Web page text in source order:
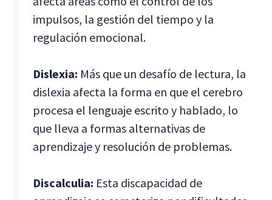
impulsos, la gestión del tiempo y la
regulación emocional.
Dislexia: Más que un desafío de lectura, la
dislexia afecta la forma en que el cerebro
procesa el lenguaje escrito y hablado, lo
que lleva a formas alternativas de
aprendizaje y resolución de problemas.
Discalculia: Esta discapacidad de